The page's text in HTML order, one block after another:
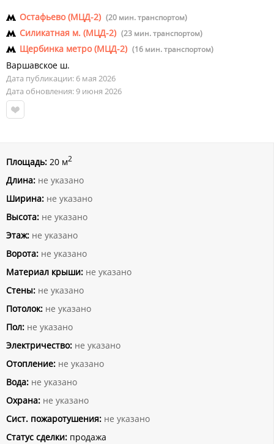
Остафьево (МЦД-2) (20 мин. транспортом)
Силикатная м. (МЦД-2) (23 мин. транспортом)
Щербинка метро (МЦД-2) (16 мин. транспортом)
Варшавское ш.
Дата публикации: 6 мая 2026
Дата обновления: 9 июня 2026
Площадь: 20 м2
Длина: не указано
Ширина: не указано
Высота: не указано
Этаж: не указано
Ворота: не указано
Материал крыши: не указано
Стены: не указано
Потолок: не указано
Пол: не указано
Электричество: не указано
Отопление: не указано
Вода: не указано
Охрана: не указано
Сист. пожаротушения: не указано
Статус сделки: продажа